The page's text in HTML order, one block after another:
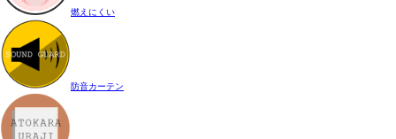
燃えにくい
防音カーテン